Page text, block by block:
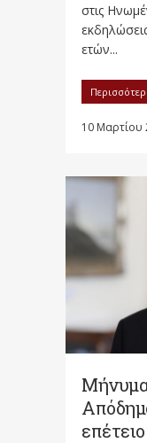
στις
ετών...
10 Μαρτίου